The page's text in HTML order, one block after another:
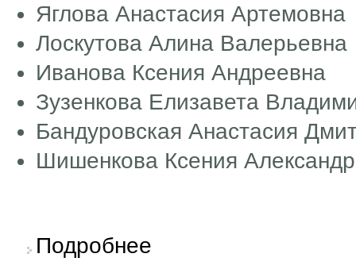
Яглова Анастасия Артемовна
Лоскутова Алина Валерьевна
Иванова Ксения Андреевна
Зузенкова Елизавета
Бандуровская Анастасия
Шишенкова Ксения
Подробнее